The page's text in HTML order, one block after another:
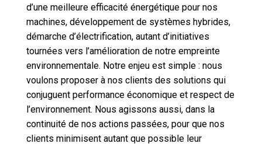
d’une meilleure efficacité énergétique pour nos
machines, développement de systèmes hybrides,
démarche d’électrification, autant d’initiatives
tournées vers l’amélioration de notre empreinte
environnementale. Notre enjeu est simple : nous
voulons proposer à nos clients des solutions qui
conjuguent performance économique et respect de
l’environnement. Nous agissons aussi, dans la
continuité de nos actions passées, pour que nos
clients minimisent autant que possible leur